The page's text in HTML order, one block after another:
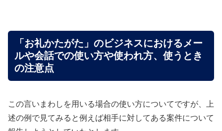
「お礼かたがた」のビジネスにおけるメー
ルや会話での使い方や使われ方、使うとき
の注意点
この言いまわしを用いる場合の使い方についてですが、上
述の例で見てみると例えば相手に対してある案件について